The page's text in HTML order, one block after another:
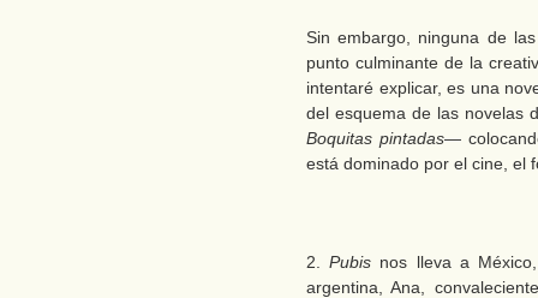
Sin embargo, ninguna de
punto culminante de la
intentaré explicar, es una
del esquema de las novelas
Boquitas pintadas—
está dominado por el cine, el
2.Pubis nos lleva a
argentina, Ana,